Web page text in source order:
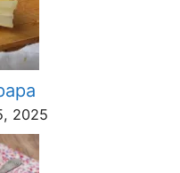
2025